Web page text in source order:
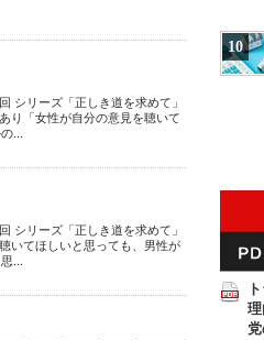
シリーズ「正しき道を求めて」
り「女性が自分の意見を聴いて
...
シリーズ「正しき道を求めて」
いてほしいと思っても、男性が
...
10